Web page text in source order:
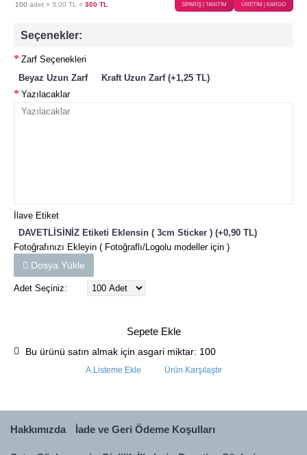
100 adet × 3,00 TL = 300 TL SİPARİŞ | TANITIM ÜRETİM | KARGO
Seçenekler:
Zarf Seçenekleri
Beyaz Uzun Zarf
Kraft Uzun Zarf (+1,25 TL)
Yazılacaklar
İlave Etiket
DAVETLİSİNİZ Etiketi Eklensin ( 3cm Sticker ) (+0,90 TL)
Fotoğrafınızı Ekleyin ( Fotoğraflı/Logolu modeller için )
Dosya Yükle
Adet Seçiniz:
Sepete Ekle
Bu ürünü satın almak için asgari miktar: 100
A.Listeme Ekle Ürün Karşılaştır
Hakkımızda İade ve Geri Ödeme Koşulları